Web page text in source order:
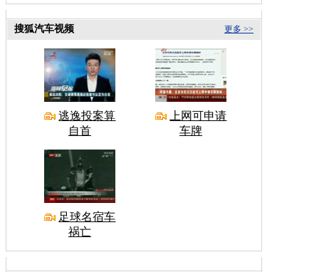
更多 >>
搜狐汽车视频
逃逸投案算
自首
上网可申请
车牌
足球名宿车
祸亡